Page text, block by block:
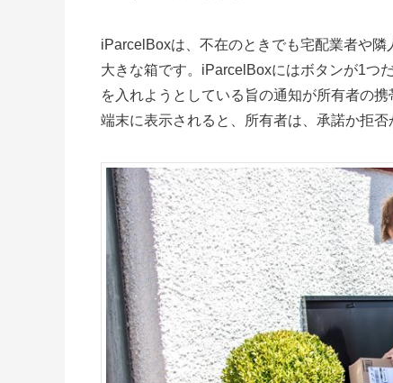
iParcelBoxは、不在のときでも宅配業者や
大きな箱です。iParcelBoxにはボタンが1つ
を入れようとしている旨の通知が所有者の
端末に表示されると、所有者は、承諾か拒否